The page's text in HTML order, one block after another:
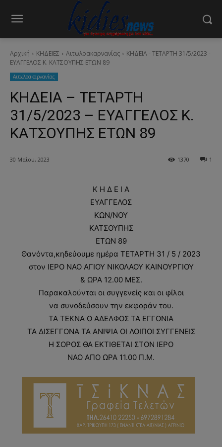
Αρχική ΚΗΔΕΙΕΣ Aιτωλοακαρνανίας
ΚΗΔΕΙΑ - ΤΕΤΑΡΤΗ 31/5/2023 -
ΕΥΑΓΓΕΛΟΣ Κ. ΚΑΤΣΟΥΠΗΣ ΕΤΩΝ 89
Aιτωλοακαρνανίας
ΚΗΔΕΙΑ – ΤΕΤΑΡΤΗ
31/5/2023 – ΕΥΑΓΓΕΛΟΣ Κ.
ΚΑΤΣΟΥΠΗΣ ΕΤΩΝ 89
30 Μαΐου, 2023 1
1370
Κ Η Δ Ε Ι Α
ΕΥΑΓΓΕΛΟΣ
ΚΩΝ/ΝΟΥ
ΚΑΤΣΟΥΠΗΣ
ΕΤΩΝ 89
Θανόντα,κηδεύουμε ημέρα ΤΕΤΑΡΤΗ 31 / 5 / 2023
στον ΙΕΡΟ ΝΑΟ ΑΓΙΟΥ ΝΙΚΟΛΑΟΥ ΚΑΙΝΟΥΡΓΙΟΥ
& ΩΡΑ 12.00 MΕΣ.
Παρακαλούνται οι συγγενείς και οι φίλοι
να συνοδεύσουν την εκφοράν του.
ΤΑ ΤΕΚΝΑ Ο ΑΔΕΛΦΟΣ ΤΑ ΕΓΓΟΝΙΑ
ΤΑ ΔΙΣΕΓΓΟΝΑ ΤΑ ΑΝΙΨΙΑ ΟΙ ΛΟΙΠΟΙ ΣΥΓΓΕΝΕΙΣ
Η ΣΟΡΟΣ ΘΑ ΕΚΤΙΘΕΤΑΙ ΣΤΟΝ ΙΕΡΟ
ΝΑΟ ΑΠΟ ΩΡΑ 11.00 Π.Μ.